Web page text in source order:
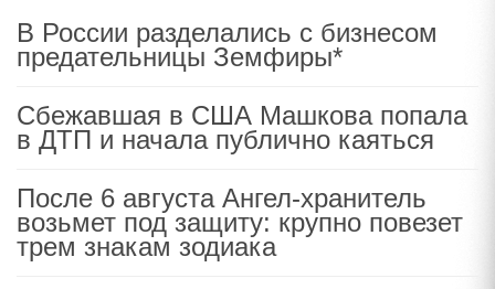
В России разделались с бизнесом
предательницы Земфиры*
Сбежавшая в США Машкова попала
в ДТП и начала публично каяться
После 6 августа Ангел-хранитель
возьмет под защиту: крупно повезет
трем знакам зодиака